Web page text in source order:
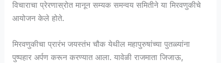
विचाराचा प्रेरणास्रोत मानून सम्यक समन्वय समितीने या मिरवणुकीचे
आयोजन केले होते.
मिरवणुकीचा प्रारंभ जयस्तंभ चौक येथील महापुरुषांच्या पुतळ्यांना
पुष्पहार अर्पण करून करण्यात आला. यावेळी राजमाता जिजाऊ,